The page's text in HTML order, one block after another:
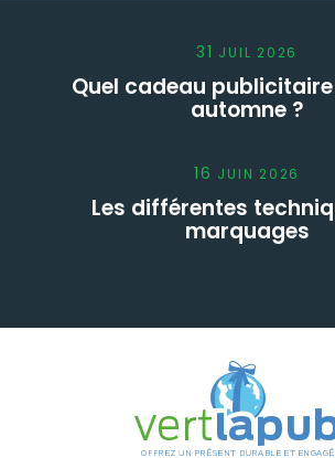
31 JUIL 2026
Quel cadeau
automne ?
16 JUIN 2026
Les différentes
marquages